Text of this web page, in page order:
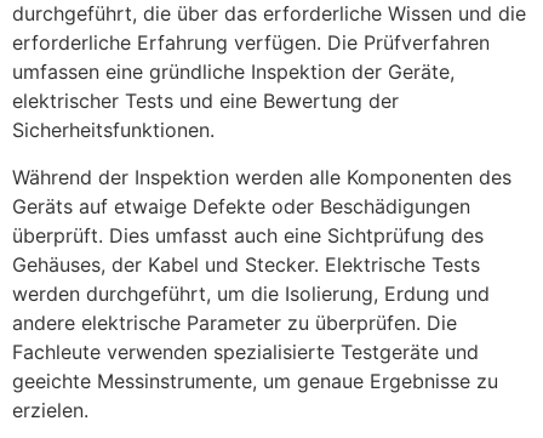
durchgeführt, die über das erforderliche Wissen und die
erforderliche Erfahrung verfügen. Die Prüfverfahren
umfassen eine gründliche Inspektion der Geräte,
elektrischer Tests und eine Bewertung der
Sicherheitsfunktionen.
Während der Inspektion werden alle Komponenten des
Geräts auf etwaige Defekte oder Beschädigungen
überprüft. Dies umfasst auch eine Sichtprüfung des
Gehäuses, der Kabel und Stecker. Elektrische Tests
werden durchgeführt, um die Isolierung, Erdung und
andere elektrische Parameter zu überprüfen. Die
Fachleute verwenden spezialisierte Testgeräte und
geeichte Messinstrumente, um genaue Ergebnisse zu
erzielen.